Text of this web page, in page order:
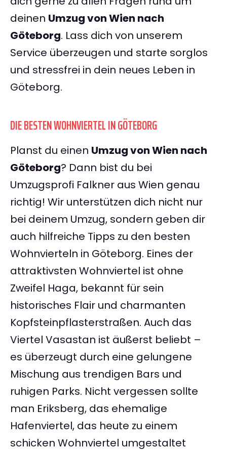
deinen Umzug von Wien nach
Göteborg. Lass dich von unserem
Service überzeugen und starte sorglos
und stressfrei in dein neues Leben in
Göteborg.
DIE BESTEN WOHNVIERTEL IN GÖTEBORG
Planst du einen Umzug von Wien nach
Göteborg? Dann bist du bei
Umzugsprofi Falkner aus Wien genau
richtig! Wir unterstützen dich nicht nur
bei deinem Umzug, sondern geben dir
auch hilfreiche Tipps zu den besten
Wohnvierteln in Göteborg. Eines der
attraktivsten Wohnviertel ist ohne
Zweifel Haga, bekannt für sein
historisches Flair und charmanten
Kopfsteinpflasterstraßen. Auch das
Viertel Vasastan ist äußerst beliebt –
es überzeugt durch eine gelungene
Mischung aus trendigen Bars und
ruhigen Parks. Nicht vergessen sollte
man Eriksberg, das ehemalige
Hafenviertel, das heute zu einem
schicken Wohnviertel umgestaltet